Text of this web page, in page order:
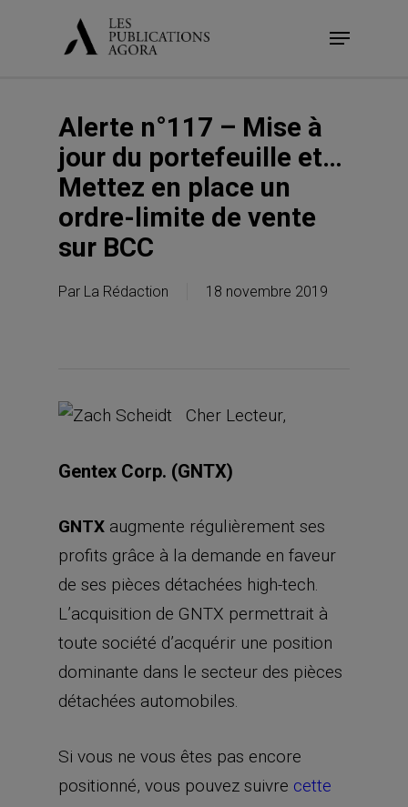
Menu
Alerte n°117 – Mise à
jour du portefeuille et…
Mettez en place un
ordre-limite de vente
sur BCC
Par La Rédaction 18 novembre 2019
Cher Lecteur,
Gentex Corp. (GNTX)
GNTX augmente régulièrement ses
profits grâce à la demande en faveur
de ses pièces détachées high-tech.
L’acquisition de GNTX permettrait à
toute société d’acquérir une position
dominante dans le secteur des pièces
détachées automobiles.
Si vous ne vous êtes pas encore
positionné, vous pouvez suivre cette